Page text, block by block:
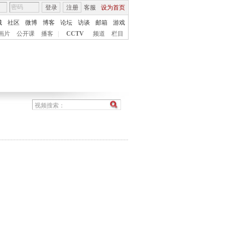
客服 设为首页
登录 注册
社区 微博 博客 论坛 访谈 邮箱
游戏
片 公开课 播客 CCTV 频道 栏目